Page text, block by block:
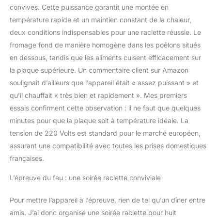
convives. Cette puissance garantit une montée en
température rapide et un maintien constant de la chaleur,
deux conditions indispensables pour une raclette réussie. Le
fromage fond de manière homogène dans les poêlons situés
en dessous, tandis que les aliments cuisent efficacement sur
la plaque supérieure. Un commentaire client sur Amazon
soulignait d’ailleurs que l’appareil était « assez puissant » et
qu’il chauffait « très bien et rapidement ». Mes premiers
essais confirment cette observation : il ne faut que quelques
minutes pour que la plaque soit à température idéale. La
tension de 220 Volts est standard pour le marché européen,
assurant une compatibilité avec toutes les prises domestiques
françaises.
L’épreuve du feu : une soirée raclette conviviale
Pour mettre l’appareil à l’épreuve, rien de tel qu’un dîner entre
amis. J’ai donc organisé une soirée raclette pour huit